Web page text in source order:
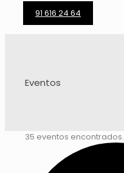
91 616 24 64
Eventos
35 eventos encontrados.